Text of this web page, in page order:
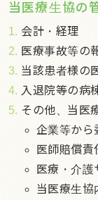
当医療生協の
1. 会計・経理
2. 医療事故等の
3. 当該患者様の
4. 入退院等の病
5. その他、当医
企業等から
医師賠償
医療・介
当医療生協